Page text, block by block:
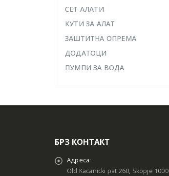
СЕТ АЛАТИ
КУТИ ЗА АЛАТ
ЗАШТИТНА ОПРЕМА
ДОДАТОЦИ
ПУМПИ ЗА ВОДА
БРЗ КОНТАКТ
Адреса:
Old Kacanicki pat 260, Skopje 1000